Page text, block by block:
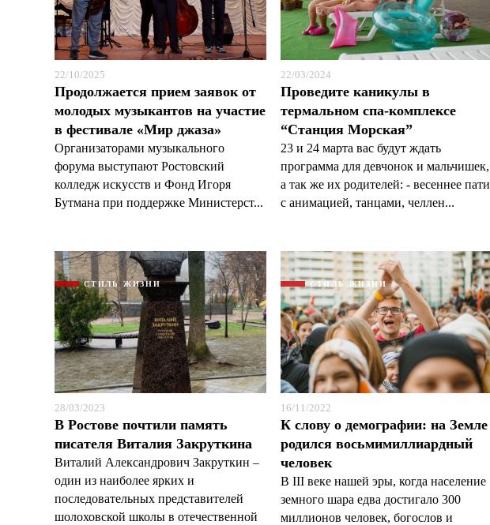
22/10/2025
Продолжается прием заявок от
молодых музыкантов на участие
в фестивале «Мир джаза»
Организаторами музыкального
форума выступают Ростовский
колледж искусств и Фонд Игоря
Бутмана при поддержке Министерст...
22/03/2024
Проведите каникулы в
термальном спа-комплексе
“Станция Морская”
23 и 24 марта вас будут ждать
программа для девчонок и мальчишек,
а так же их родителей: - весеннее пати
с анимацией, танцами, челлен...
СТИЛЬ ЖИЗНИ
28/03/2023
В Ростове почтили память
писателя Виталия Закруткина
Виталий Александрович Закруткин –
один из наиболее ярких и
последовательных представителей
шолоховской школы в отечественной
СТИЛЬ ЖИЗНИ
16/11/2022
К слову о демографии: на Земле
родился восьмимиллиардный
человек
В III веке нашей эры, когда население
земного шара едва достигало 300
миллионов человек, богослов и